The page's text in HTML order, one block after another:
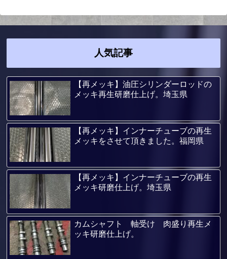
人気記事
【再メッキ】油圧シリンダーロッドの
メッキ再生研磨仕上げ。埼玉県
【再メッキ】インナーチューブの再生
メッキをさせて頂きました。福岡県
【再メッキ】インナーチューブの再生
メッキ研磨仕上げ。埼玉県
カムシャフト 軸受け 肉盛り再生メ
ッキ研磨仕上げ。